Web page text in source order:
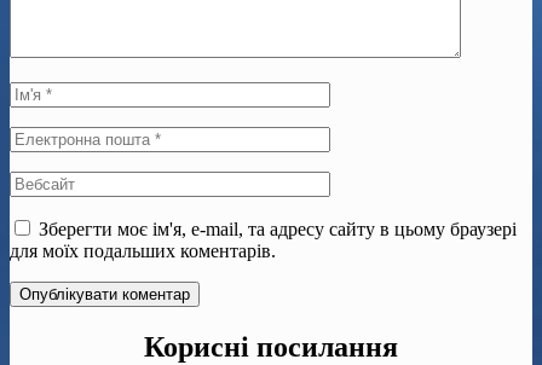
Зберегти моє ім'я, e-mail, та адресу сайту в цьому браузері
для моїх подальших коментарів.
Корисні посилання